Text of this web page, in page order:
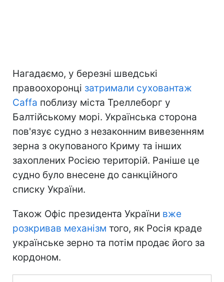
Нагадаємо, у березні шведські
правоохоронці затримали суховантаж
Caffa поблизу міста Треллеборг у
Балтійському морі. Українська сторона
пов'язує судно з незаконним вивезенням
зерна з окупованого Криму та інших
захоплених Росією територій. Раніше це
судно було внесене до санкційного
списку України.
Також Офіс президента України вже
розкривав механізм того, як Росія краде
українське зерно та потім продає його за
кордоном.